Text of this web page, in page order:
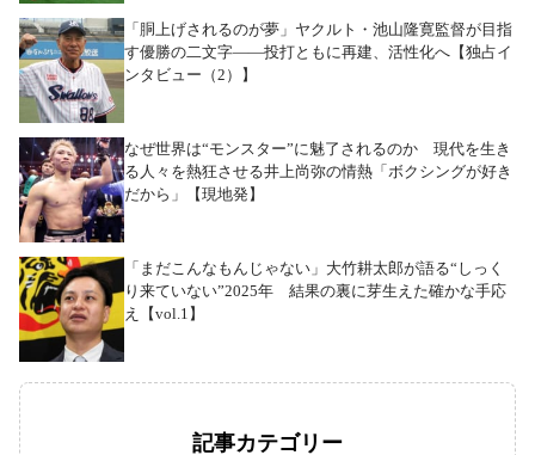
「胴上げされるのが夢」ヤクルト・池山隆寛監督が目指
す優勝の二文字――投打ともに再建、活性化へ【独占イ
ンタビュー（2）】
なぜ世界は“モンスター”に魅了されるのか 現代を生き
る人々を熱狂させる井上尚弥の情熱「ボクシングが好き
だから」【現地発】
「まだこんなもんじゃない」大竹耕太郎が語る“しっく
り来ていない”2025年 結果の裏に芽生えた確かな手応
え【vol.1】
記事カテゴリー